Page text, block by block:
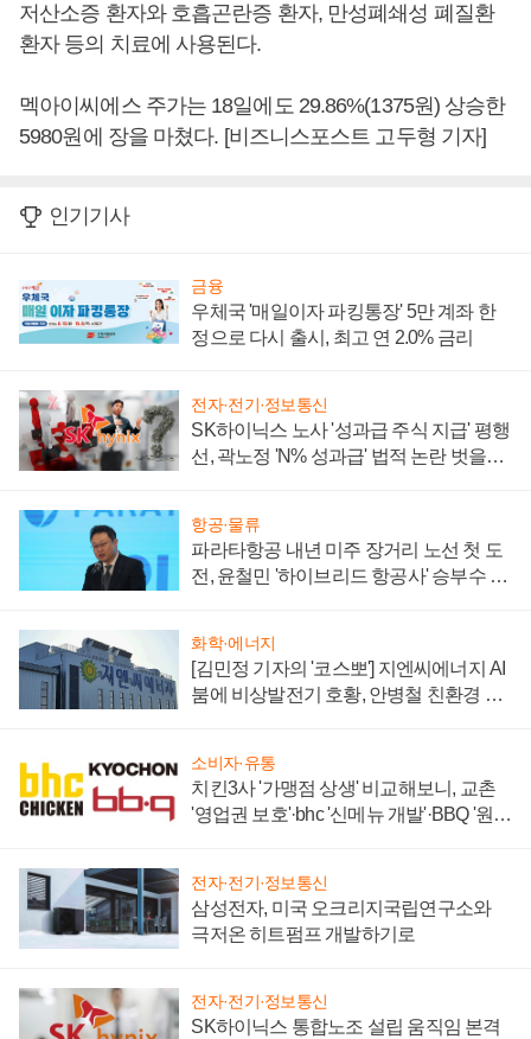
저산소증 환자와 호흡곤란증 환자, 만성폐쇄성 폐질환
환자 등의 치료에 사용된다.
멕아이씨에스 주가는 18일에도 29.86%(1375원) 상승한
5980원에 장을 마쳤다. [비즈니스포스트 고두형 기자]
인기기사
금융
우체국 '매일이자 파킹통장' 5만 계좌 한
정으로 다시 출시, 최고 연 2.0% 금리
전자·전기·정보통신
SK하이닉스 노사 '성과급 주식 지급' 평행
선, 곽노정 'N% 성과급' 법적 논란 벗을지
항공·물류
파라타항공 내년 미주 장거리 노선 첫 도
전, 윤철민 '하이브리드 항공사' 승부수 통
화학·에너지
[김민정 기자의 '코스뽀'] 지엔씨에너지 AI
붐에 비상발전기 호황, 안병철 친환경 에
소비자·유통
치킨3사 '가맹점 상생' 비교해보니, 교촌
'영업권 보호'·bhc '신메뉴 개발'·BBQ '원가
전자·전기·정보통신
삼성전자, 미국 오크리지국립연구소와
극저온 히트펌프 개발하기로
전자·전기·정보통신
SK하이닉스 통합노조 설립 움직임 본격